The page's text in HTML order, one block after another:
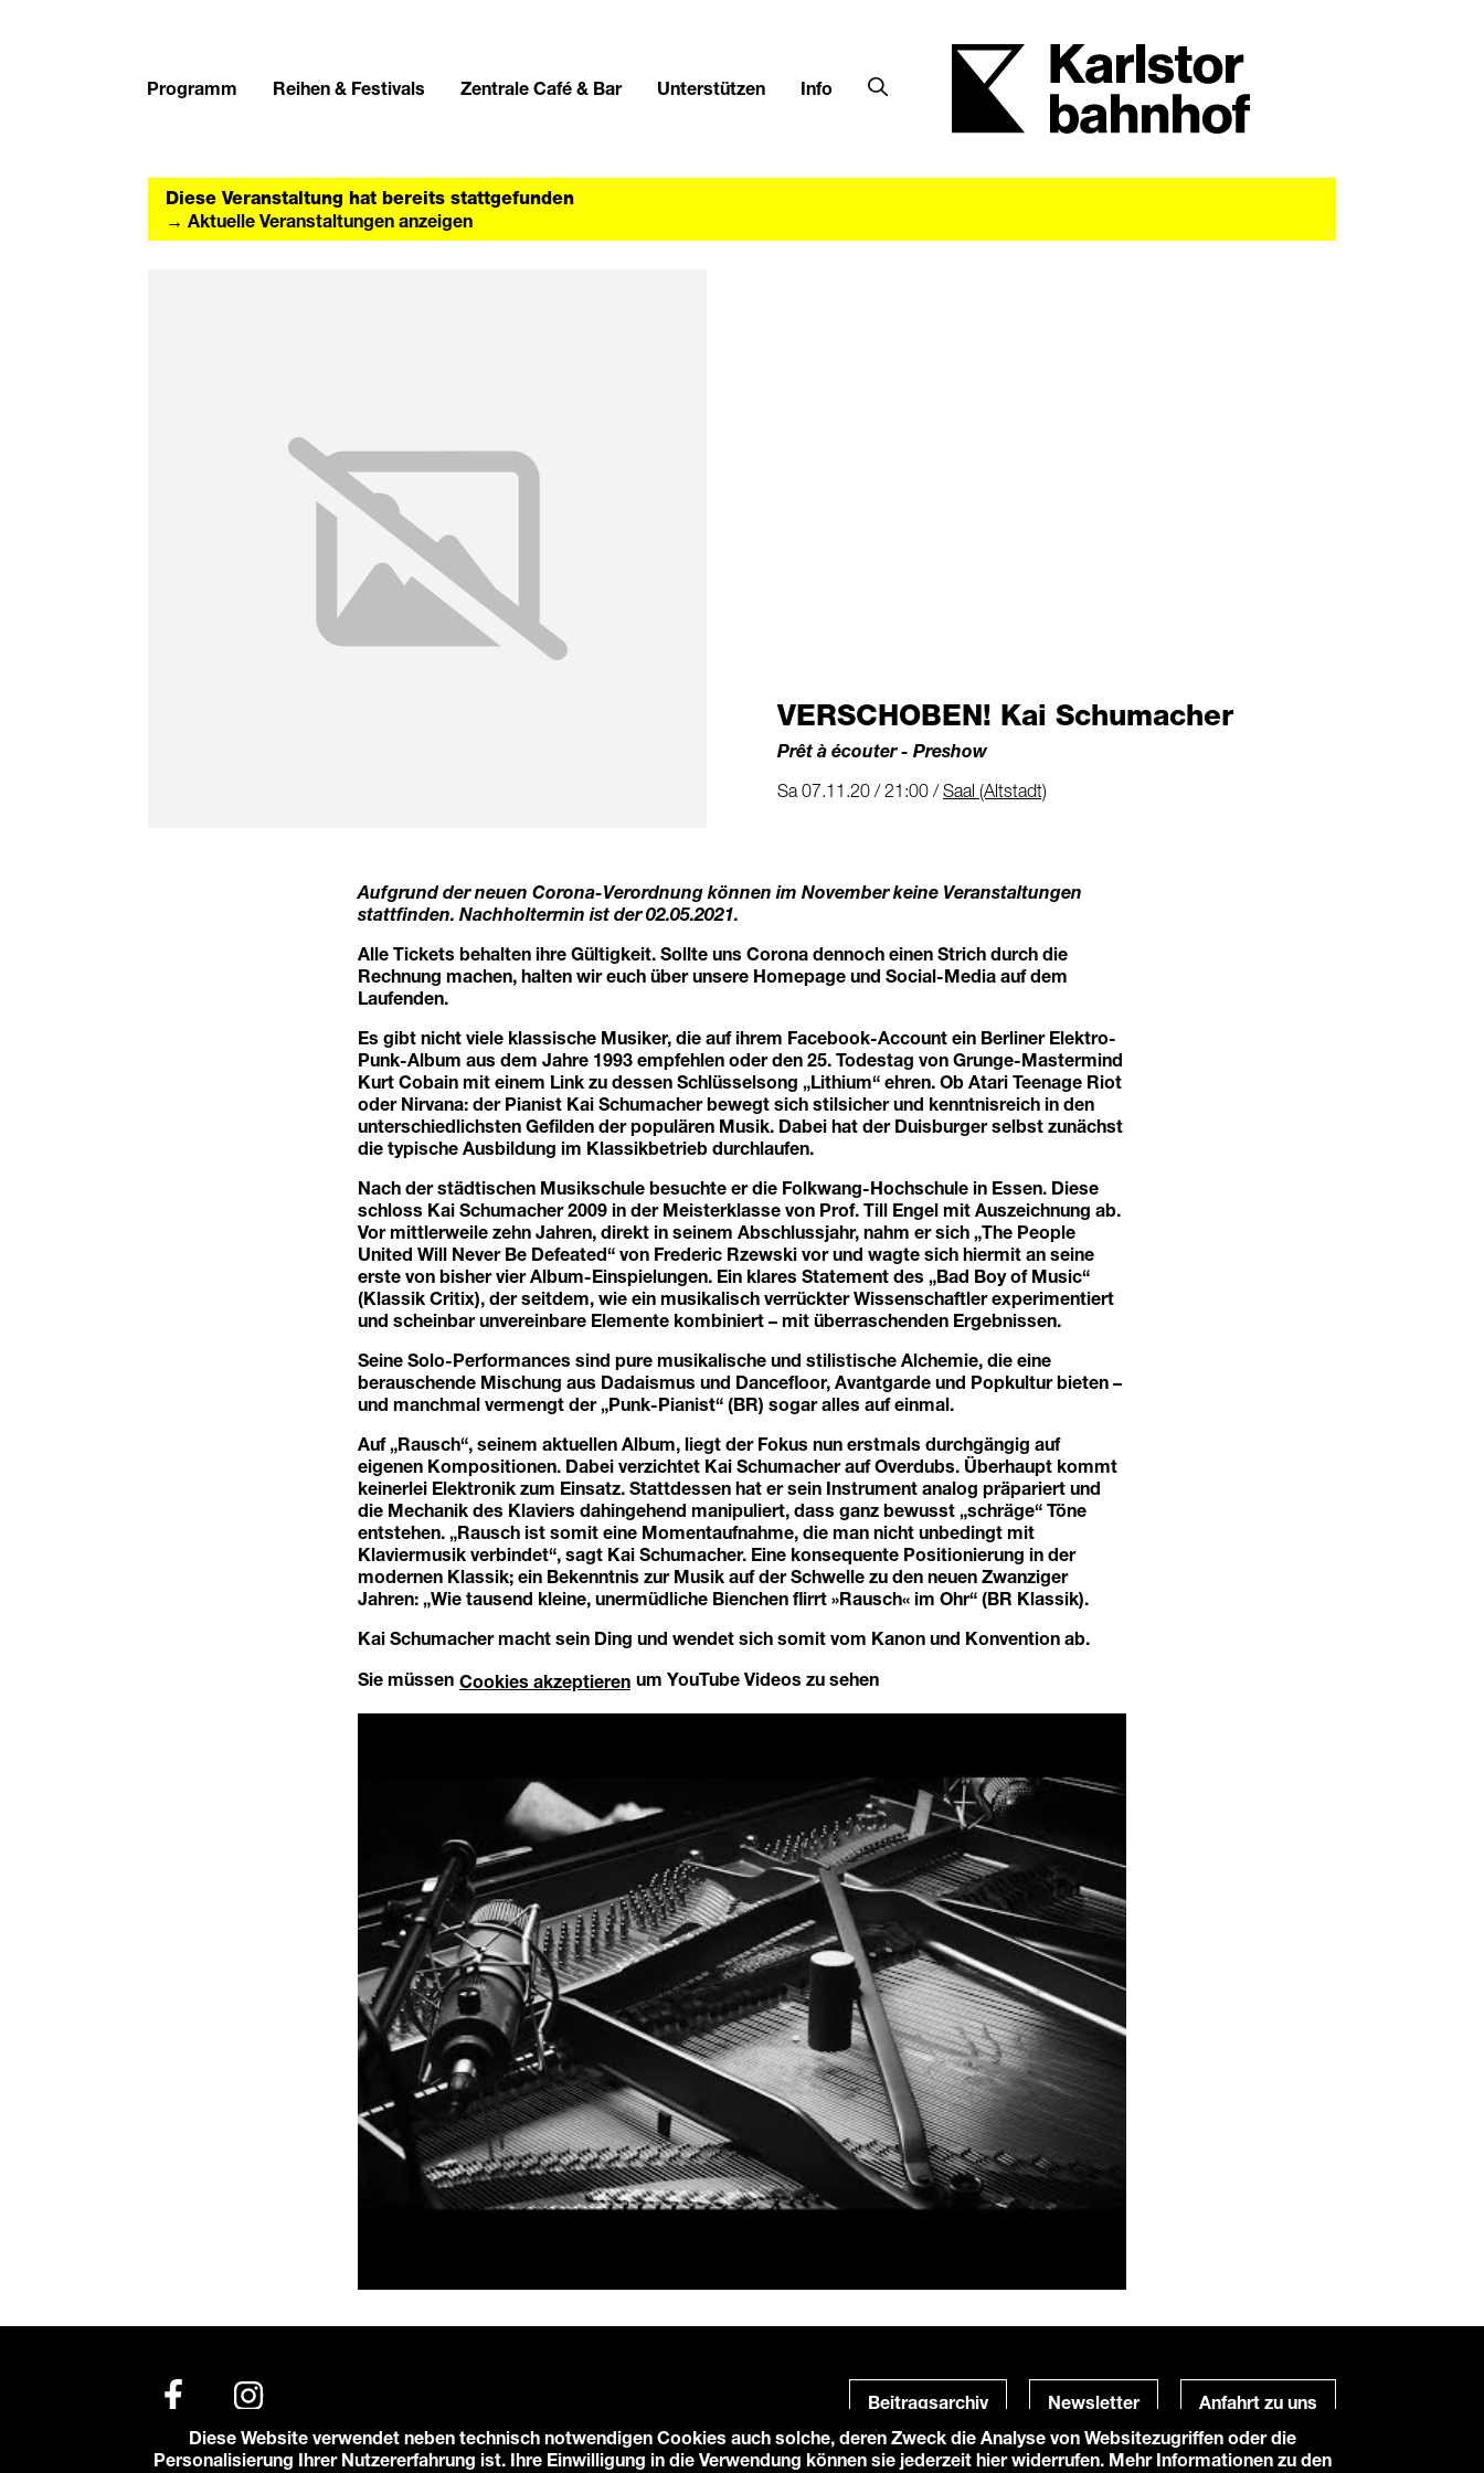
Programm Reihen & Festivals Zentrale Café & Bar Unterstützen Info
Diese Veranstaltung hat bereits stattgefunden
→ Aktuelle Veranstaltungen anzeigen
VERSCHOBEN! Kai Schumacher
Prêt à écouter - Preshow
Sa 07.11.20 / 21:00 /Saal (Altstadt)
Aufgrund der neuen Corona-Verordnung können im November keine Veranstaltungen
stattfinden. Nachholtermin ist der02.05.2021.
Alle Tickets behalten ihre Gültigkeit. Sollte uns Corona dennoch einen Strich durch die
Rechnung machen, halten wir euch über unsere Homepage und Social-Media auf dem
Laufenden.
Es gibt nicht viele klassische Musiker, die auf ihrem Facebook-Account ein Berliner Elektro-
Punk-Album aus dem Jahre 1993 empfehlen oder den 25. Todestag von Grunge-Mastermind
Kurt Cobain mit einem Link zu dessen Schlüsselsong „Lithium“ ehren. Ob Atari Teenage Riot
oder Nirvana: der Pianist Kai Schumacher bewegt sich stilsicher und kenntnisreich in den
unterschiedlichsten Gefilden der populären Musik. Dabei hat der Duisburger selbst zunächst
die typische Ausbildung im Klassikbetrieb durchlaufen.
Nach der städtischen Musikschule besuchte er die Folkwang-Hochschule in Essen. Diese
schloss Kai Schumacher 2009 in der Meisterklasse von Prof. Till Engel mit Auszeichnung ab.
Vor mittlerweile zehn Jahren, direkt in seinem Abschlussjahr, nahm er sich „The People
United Will Never Be Defeated“ von Frederic Rzewski vor und wagte sich hiermit an seine
erste von bisher vier Album-Einspielungen. Ein klares Statement des „Bad Boy of Music“
(Klassik Critix), der seitdem, wie ein musikalisch verrückter Wissenschaftler experimentiert
und scheinbar unvereinbare Elemente kombiniert – mit überraschenden Ergebnissen.
Seine Solo-Performances sind pure musikalische und stilistische Alchemie, die eine
berauschende Mischung aus Dadaismus und Dancefloor, Avantgarde und Popkultur bieten –
und manchmal vermengt der „Punk-Pianist“ (BR) sogar alles auf einmal.
Auf „Rausch“, seinem aktuellen Album, liegt der Fokus nun erstmals durchgängig auf
eigenen Kompositionen. Dabei verzichtet Kai Schumacher auf Overdubs. Überhaupt kommt
keinerlei Elektronik zum Einsatz. Stattdessen hat er sein Instrument analog präpariert und
die Mechanik des Klaviers dahingehend manipuliert, dass ganz bewusst „schräge“ Töne
entstehen. „Rausch ist somit eine Momentaufnahme, die man nicht unbedingt mit
Klaviermusik verbindet“, sagt Kai Schumacher. Eine konsequente Positionierung in der
modernen Klassik; ein Bekenntnis zur Musik auf der Schwelle zu den neuen Zwanziger
Jahren: „Wie tausend kleine, unermüdliche Bienchen flirrt »Rausch« im Ohr“ (BR Klassik).
Kai Schumacher macht sein Ding und wendet sich somit vom Kanon und Konvention ab.
Sie müssen Cookies akzeptieren um YouTube Videos zu sehen
Beitragsarchiv Newsletter Anfahrt zu uns
Diese Website verwendet neben technisch notwendigen Cookies auch solche, deren Zweck die Analyse von Websitezugriffen oder die
Personalisierung Ihrer Nutzererfahrung ist. Ihre Einwilligung in die Verwendung können sie jederzeit hier widerrufen. Mehr Informationen zu den